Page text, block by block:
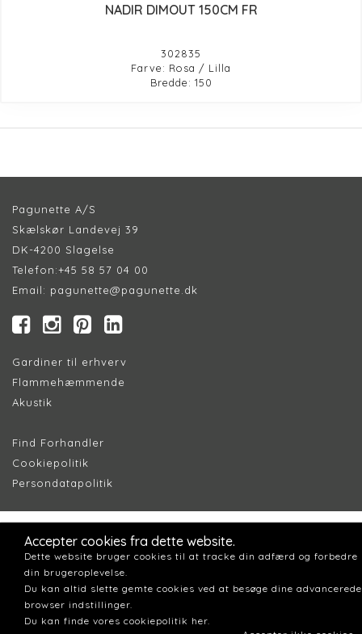
NADIR DIMOUT 150CM FR
302835
Farve: Rosa / Lilla
Bredde: 150
Pagunette A/S
Skælskør Landevej 39
DK-4200 Slagelse
Telefon:+45 58 57 04 00
Email: pagunette@pagunette.dk
Gardiner til erhverv
Flammehæmmende
Akustik
Find Forhandler
Cookiepolitik
Persondatapolitik
Accepter cookies fra dette website.
Dette website bruger cookies til at tracke din adfærd og forbedre
din brugeroplevelse.
Du kan altid slette gemte cookies ved at besøge dine advancerede
browser indstillinger.
Du kan finde vores cookiepolitik her.